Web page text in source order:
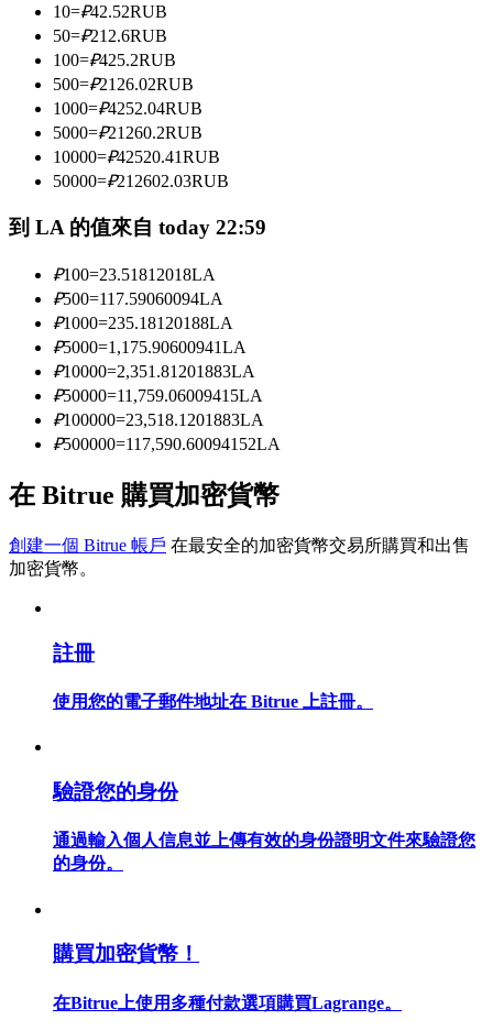
成為跟單交易員
坐享盈利分成和跟單分傭
合約資訊
包含交易情況等的大數據分析
合約指南
合約功能使用指南
學習如何保持盈利
10=₽42.52RUB
50=₽212.6RUB
100=₽425.2RUB
500=₽2126.02RUB
1000=₽4252.04RUB
5000=₽21260.2RUB
10000=₽42520.41RUB
50000=₽212602.03RUB
到 LA 的值來自 today 22:59
₽100=23.51812018LA
₽500=117.59060094LA
₽1000=235.18120188LA
₽5000=1,175.90600941LA
₽10000=2,351.81201883LA
₽50000=11,759.06009415LA
₽100000=23,518.1201883LA
₽500000=117,590.60094152LA
在 Bitrue 購買加密貨幣
創建一個 Bitrue 帳戶 在最安全的加密貨幣交易所購買和出售
加密貨幣。
註冊
使用您的電子郵件地址在 Bitrue 上註冊。
驗證您的身份
通過輸入個人信息並上傳有效的身份證明文件來驗證您
的身份。
購買加密貨幣！
在Bitrue上使用多種付款選項購買Lagrange。